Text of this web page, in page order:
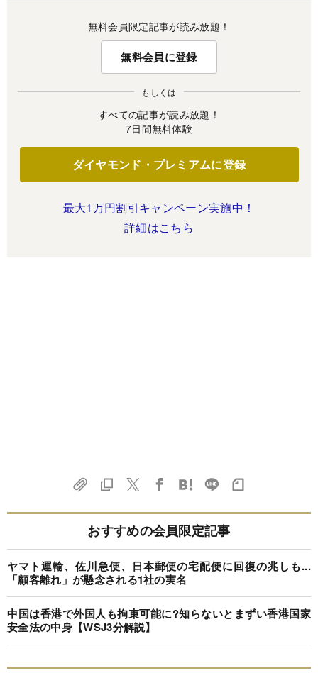
無料会員限定記事が読み放題！
無料会員に登録
もしくは
すべての記事が読み放題！
7日間無料体験
ダイヤモンド・プレミアムに登録
最大1万円割引キャンペーン実施中！
詳細はこちら
おすすめの会員限定記事
ヤマト運輸、佐川急便、日本郵便の宅配便に回復の兆しも...
「顧客離れ」が懸念される1社の実名
中国は香港で外国人も拘束可能に?知らないとまずい香港国家
安全法の中身【WSJ3分解説】